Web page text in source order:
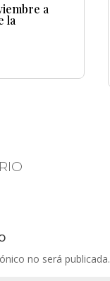
a
la
no será publicada.